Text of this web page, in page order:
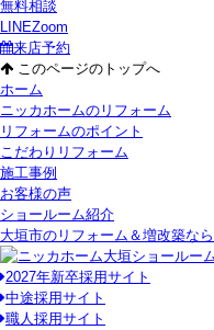
無料相談
LINEZoom
来店予約
このページのトップへ
ホーム
ニッカホームのリフォーム
リフォームのポイント
こだわりリフォーム
施工事例
お客様の声
ショールーム紹介
大垣市のリフォーム＆増改築なら
2027年新卒採用サイト
中途採用サイト
職人採用サイト